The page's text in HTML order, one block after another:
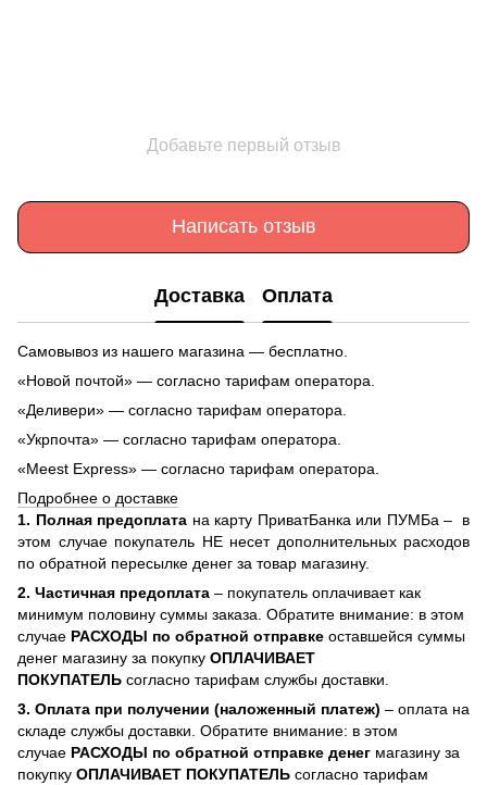
Добавьте первый отзыв
Написать отзыв
Доставка Оплата
Самовывоз из нашего магазина — бесплатно.
«Новой почтой» — согласно тарифам оператора.
«Деливери» — согласно тарифам оператора.
«Укрпочта» — согласно тарифам оператора.
«Meest Express» — согласно тарифам оператора.
Подробнее о доставке
1. Полная предоплата на карту ПриватБанка или ПУМБа –
в
этом случае покупатель НЕ несет дополнительных расходов
по обратной пересылке денег за товар магазину.
2. Частичная предоплата – покупатель оплачивает как
минимум половину суммы заказа. Обратите внимание: в этом
случае РАСХОДЫ по обратной отправке оставшейся суммы
денег магазину за покупку ОПЛАЧИВАЕТ
ПОКУПАТЕЛЬ согласно тарифам службы доставки.
3. Оплата при получении (наложенный платеж) – оплата на
складе службы доставки. Обратите внимание: в этом
случае РАСХОДЫ по обратной отправке денег магазину за
покупку ОПЛАЧИВАЕТ ПОКУПАТЕЛЬ согласно тарифам